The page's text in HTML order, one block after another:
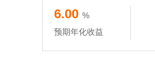
6.00 %
预期年化收益